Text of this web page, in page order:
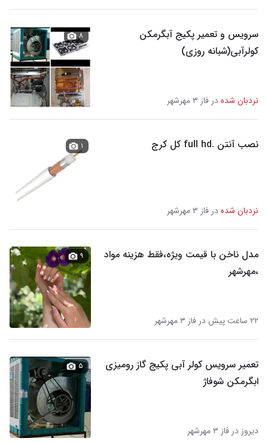
سرویس و تعمیر پکیج آبگرمکن
کولرآبی(شبانه روزی)
نردبان شدهدر فاز ۳ مهرشهر
۸
نصب آنتن .full hd کل کرج
نردبان شدهدر فاز ۳ مهرشهر
۱
مدل ناخن با قیمت ویژه،فقط هزینه مواد
،مهرشهر
۲۲ ساعت پیش در فاز ۳ مهرشهر
۹
تعمیر سرویس کولر آبی پکیج گاز رومیزی
ابگرمکن شوفاژ
دیروز در فاز ۳ مهرشهر
۵